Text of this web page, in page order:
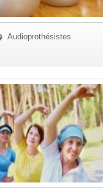
Audioprothésistes